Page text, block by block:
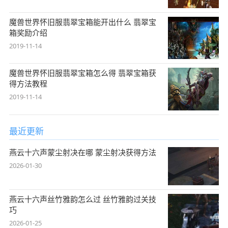
魔兽世界怀旧服翡翠宝箱能开出什么 翡翠宝
箱奖励介绍
2019-11-14
魔兽世界怀旧服翡翠宝箱怎么得 翡翠宝箱获
得方法教程
2019-11-14
最近更新
燕云十六声蒙尘射决在哪 蒙尘射决获得方法
2026-01-30
燕云十六声丝竹雅韵怎么过 丝竹雅韵过关技
巧
2026-01-25